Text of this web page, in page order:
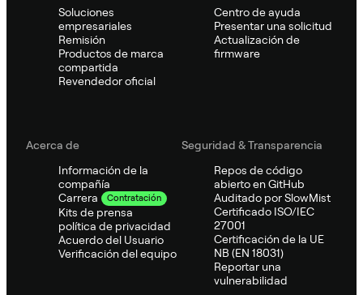
Soluciones
empresariales
Remisión
Productos de marca
compartida
Revendedor oficial
Centro de ayuda
Presentar una solicitud
Actualización de
firmware
Acerca de
Información de la
compañía
Carrera
Contratación
Kits de prensa
política de privacidad
Acuerdo del Usuario
Verificación del equipo
Seguridad & Transparencia
Repos de código
abierto en GitHub
Auditado por SlowMist
Certificado ISO/IEC
27001
Certificación de la UE
NB (EN 18031)
Reportar una
vulnerabilidad